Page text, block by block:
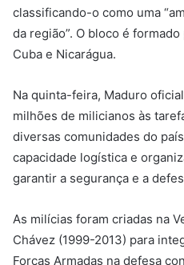
classificando-o como uma
da região”. O bloco é
Cuba e Nicarágua.
Na quinta-feira, Maduro
milhões de milicianos às
diversas comunidades do
capacidade logística e
garantir a segurança e a
As milícias foram criadas na
Chávez (1999-2013) para
Forças Armadas na defesa